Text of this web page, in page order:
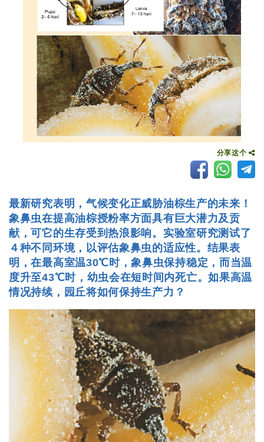
分享这个
最新研究表明，气候变化正威胁油棕生产的未来！
象鼻虫在提高油棕授粉率方面具有巨大潜力及贡
献，可它的生存受到热浪影响。实验室研究测试了
４种不同环境，以评估象鼻虫的适应性。结果表
明，在最高室温30℃时，象鼻虫保持稳定，而当温
度升至43℃时，幼虫会在短时间内死亡。如果高温
情况持续，园丘将如何保持生产力？